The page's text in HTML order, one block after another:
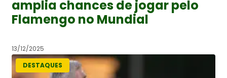
amplia chances de jogar pelo
Flamengo no Mundial
13/12/2025
DESTAQUES